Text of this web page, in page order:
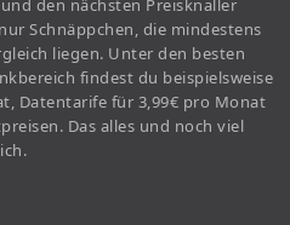
den nächsten Preisknaller
Schnäppchen, die mindestens
liegen. Unter den besten
findest du beispielsweise
Datentarife für 3,99€ pro Monat
Das alles und noch viel